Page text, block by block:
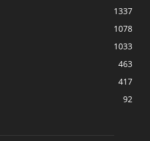
1337
1078
1033
463
417
92